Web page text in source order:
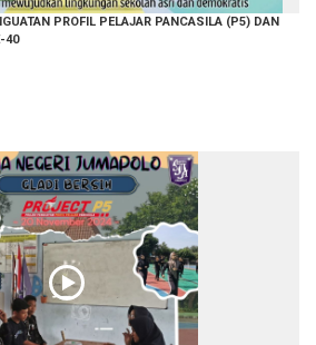
PROFIL PELAJAR PANCASILA (P5) DAN
40